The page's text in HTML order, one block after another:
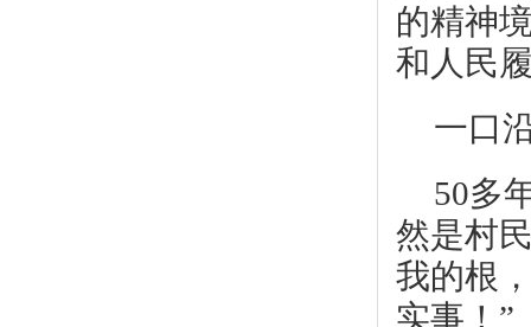
的精神
和人民
一口
50多
然是村
我的根
实事！”